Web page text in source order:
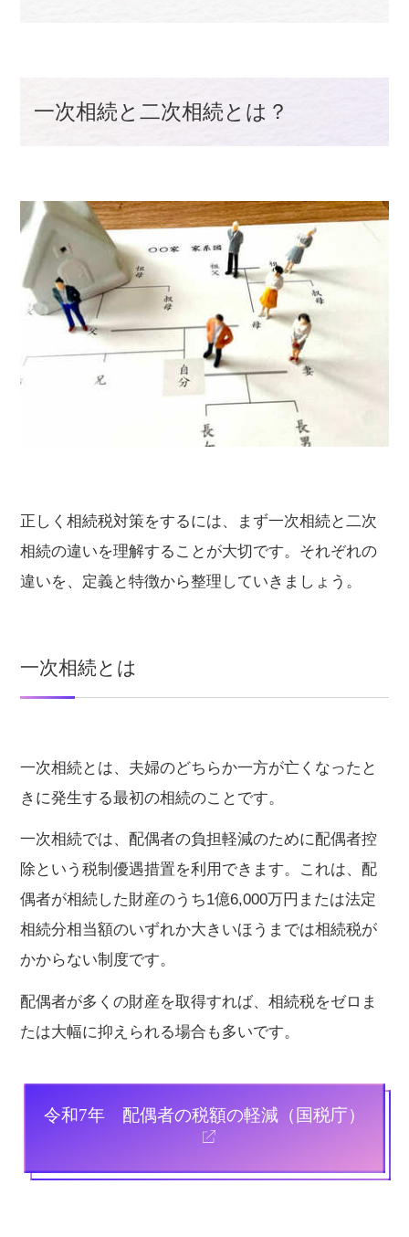
一次相続と二次相続とは？
正しく相続税対策をするには、まず一次相続と二次
相続の違いを理解することが大切です。それぞれの
違いを、定義と特徴から整理していきましょう。
一次相続とは
一次相続とは、夫婦のどちらか一方が亡くなったと
きに発生する最初の相続のことです。
一次相続では、配偶者の負担軽減のために配偶者控
除という税制優遇措置を利用できます。これは、配
偶者が相続した財産のうち1億6,000万円または法定
相続分相当額のいずれか大きいほうまでは相続税が
かからない制度です。
配偶者が多くの財産を取得すれば、相続税をゼロま
たは大幅に抑えられる場合も多いです。
令和7年 配偶者の税額の軽減（国税庁）